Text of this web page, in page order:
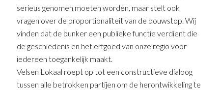
serieus genomen moeten worden, maar stelt ook
vragen over de proportionaliteit van de bouwstop. Wij
vinden dat de bunker een publieke functie verdient die
de geschiedenis en het erfgoed van onze regio voor
iedereen toegankelijk maakt.
Velsen Lokaal roept op tot een constructieve dialoog
tussen alle betrokken partijen om de herontwikkeling te